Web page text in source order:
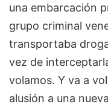
una embarcación
grupo criminal
transportaba
vez de
volamos. Y va a
alusión a una